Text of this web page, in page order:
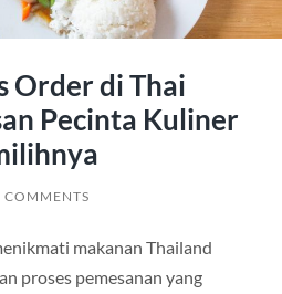
Order di Thai
Pecinta Kuliner
COMMENTS
makanan Thailand
proses pemesanan yang